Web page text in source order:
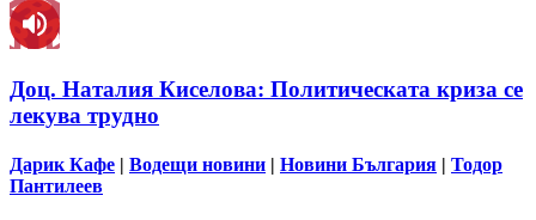
Доц. Наталия Киселова: Политическата криза се
лекува трудно
Дарик Кафе | Водещи новини | Новини България | Тодор
Пантилеев